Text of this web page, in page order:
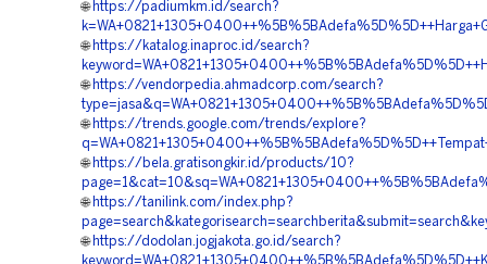
🌐 https://padiumkm.id/search?
🌐 https://katalog.inaproc.id/search?
🌐 https://vendorpedia.ahmadcorp.com/search?
🌐 https://trends.google.com/trends/explore?
🌐 https://bela.gratisongkir.id/products/10?
🌐 https://tanilink.com/index.php?
🌐 https://dodolan.jogjakota.go.id/search?